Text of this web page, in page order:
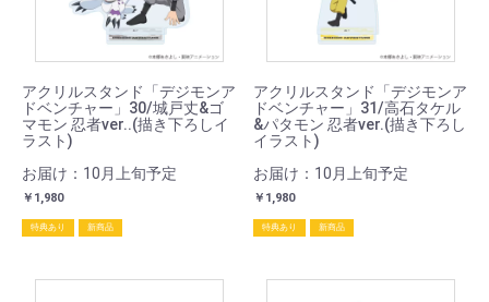
アクリルスタンド「デジモンア
ドベンチャー」30/城戸丈&ゴ
マモン 忍者ver..(描き下ろしイ
ラスト)
お届け：10月上旬予定
￥1,980
特典あり 新商品
アクリルスタンド「デジモンア
ドベンチャー」31/高石タケル
&パタモン 忍者ver.(描き下ろし
イラスト)
お届け：10月上旬予定
￥1,980
特典あり 新商品